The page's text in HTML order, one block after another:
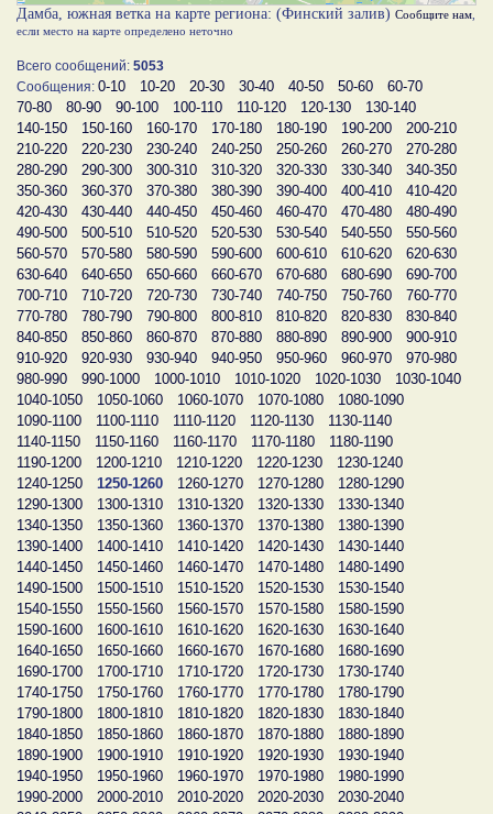
Дамба, южная ветка на карте региона: (Финский залив) Сообщите нам
если место на карте определено неточно
Всего сообщений: 5053
Сообщения: 0-10 10-20 20-30 30-40 40-50 50-60
60-70
70-80
80-90 90-100 100-110 110-120 120-130
130-140
140-150
150-160 160-170 170-180 180-190 190-200
200-210
210-220
220-230 230-240 240-250 250-260 260-270
270-280
280-290
290-300 300-310 310-320 320-330 330-340
340-350
350-360
360-370 370-380 380-390 390-400 400-410
410-420
420-430
430-440 440-450 450-460 460-470 470-480
480-490
490-500
500-510 510-520 520-530 530-540 540-550
550-560
560-570
570-580 580-590 590-600 600-610 610-620
620-630
630-640
640-650 650-660 660-670 670-680 680-690
690-700
700-710
710-720 720-730 730-740 740-750 750-760
760-770
770-780
780-790 790-800 800-810 810-820 820-830
830-840
840-850
850-860 860-870 870-880 880-890 890-900
900-910
910-920
920-930 930-940 940-950 950-960 960-970
970-980
980-990
990-1000 1000-1010 1010-1020 1020-1030
1030-1040
1040-1050
1050-1060 1060-1070 1070-1080
1080-1090
1090-1100
1100-1110 1110-1120 1120-1130
1130-1140
1140-1150
1150-1160 1160-1170 1170-1180
1180-1190
1190-1200
1200-1210 1210-1220 1220-1230
1230-1240
1240-1250
1250-1260 1260-1270 1270-1280
1280-1290
1290-1300
1300-1310 1310-1320 1320-1330
1330-1340
1340-1350
1350-1360 1360-1370 1370-1380
1380-1390
1390-1400
1400-1410 1410-1420 1420-1430
1430-1440
1440-1450
1450-1460 1460-1470 1470-1480
1480-1490
1490-1500
1500-1510 1510-1520 1520-1530
1530-1540
1540-1550
1550-1560 1560-1570 1570-1580
1580-1590
1590-1600
1600-1610 1610-1620 1620-1630
1630-1640
1640-1650
1650-1660 1660-1670 1670-1680
1680-1690
1690-1700
1700-1710 1710-1720 1720-1730
1730-1740
1740-1750
1750-1760 1760-1770 1770-1780
1780-1790
1790-1800
1800-1810 1810-1820 1820-1830
1830-1840
1840-1850
1850-1860 1860-1870 1870-1880
1880-1890
1890-1900
1900-1910 1910-1920 1920-1930
1930-1940
1940-1950
1950-1960 1960-1970 1970-1980
1980-1990
1990-2000
2000-2010 2010-2020 2020-2030
2030-2040